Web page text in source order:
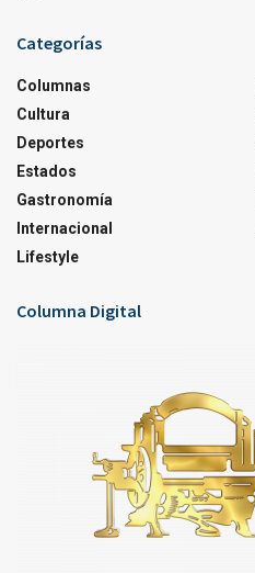
Categorías
Columnas
Cultura
Deportes
Estados
Gastronomía
Internacional
Lifestyle
Columna Digital